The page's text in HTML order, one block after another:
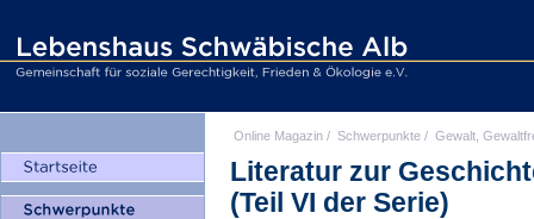
Online Magazin / Schwerpunkte / Gewalt,
Literatur zur
(Teil VI der Serie)